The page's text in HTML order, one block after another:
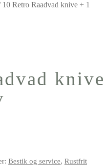
10 Retro Raadvad knive + 1
knive
Bestik og service, Rustfrit